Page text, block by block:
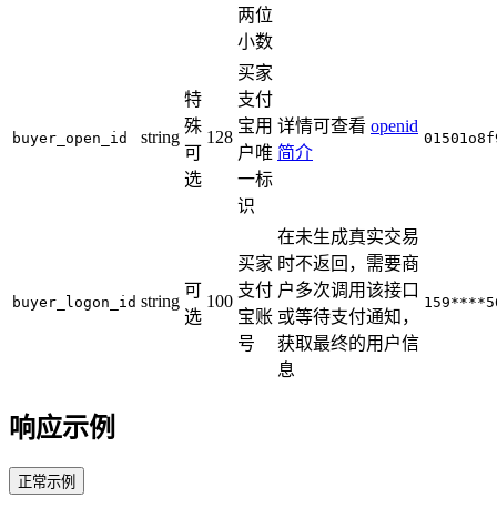
两位
小数
buyer_open_id string
特
殊
可
选
128
买家
支付
宝用
户唯
一标
识
详情可查看 openid
简介
buyer_logon_id string
可
选
100
买家
支付
宝账
号
在未生成真实交易
时不返回，需要商
户多次调用该接口
或等待支付通知，
获取最终的用户信
息
响应示例
正常示例